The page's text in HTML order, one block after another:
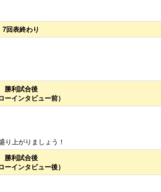
7回表終わり
勝利試合後
ーインタビュー前）
り上がりましょう！
勝利試合後
ーインタビュー後）